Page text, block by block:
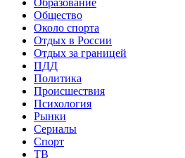
Общество
Около спорта
Отдых в России
Отдых за границей
ПДД
Политика
Происшествия
Психология
Рынки
Сериалы
Спорт
ТВ